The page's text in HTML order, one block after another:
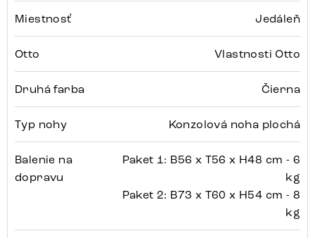
Miestnosť Jedáleň
Otto Vlastnosti Otto
Druhá farba Čierna
Typ nohy Konzolová noha plochá
Balenie na
dopravu
Paket 1: B56 x T56 x H48 cm - 6
kg
Paket 2: B73 x T60 x H54 cm - 8
kg